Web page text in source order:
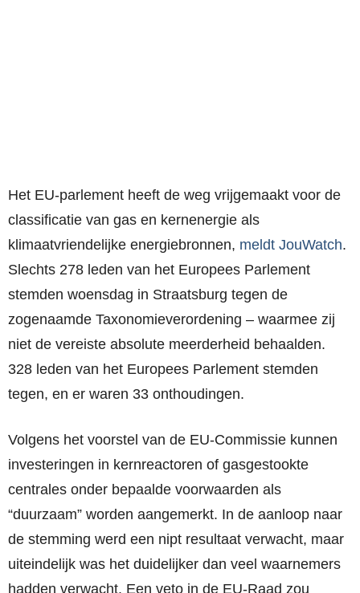
Het EU-parlement heeft de weg vrijgemaakt voor de
classificatie van gas en kernenergie als
klimaatvriendelijke energiebronnen, meldt JouWatch.
Slechts 278 leden van het Europees Parlement
stemden woensdag in Straatsburg tegen de
zogenaamde Taxonomieverordening – waarmee zij
niet de vereiste absolute meerderheid behaalden.
328 leden van het Europees Parlement stemden
tegen, en er waren 33 onthoudingen.
Volgens het voorstel van de EU-Commissie kunnen
investeringen in kernreactoren of gasgestookte
centrales onder bepaalde voorwaarden als
“duurzaam” worden aangemerkt. In de aanloop naar
de stemming werd een nipt resultaat verwacht, maar
uiteindelijk was het duidelijker dan veel waarnemers
hadden verwacht. Een veto in de EU-Raad zou